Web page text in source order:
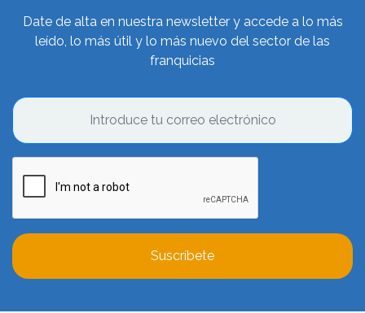
Date de alta en nuestra newsletter y accede a lo más
leído, lo más útil y lo más nuevo del sector de las
franquicias
Suscríbete